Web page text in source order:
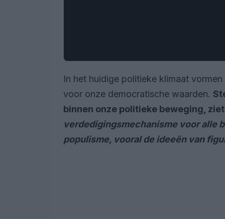
In het huidige politieke klimaat
voor onze democratische waarden.
binnen onze politieke beweging,
verdedigingsmechanisme voor alle
populisme, vooral de ideeën van